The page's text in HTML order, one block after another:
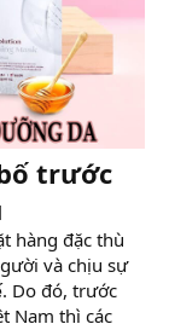
trước
hàng đặc thù
và chịu sự
. Do đó, trước
Nam thì các